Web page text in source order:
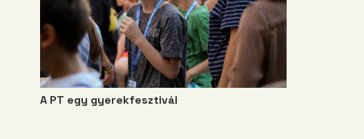
A PT egy gyerekfesztivál